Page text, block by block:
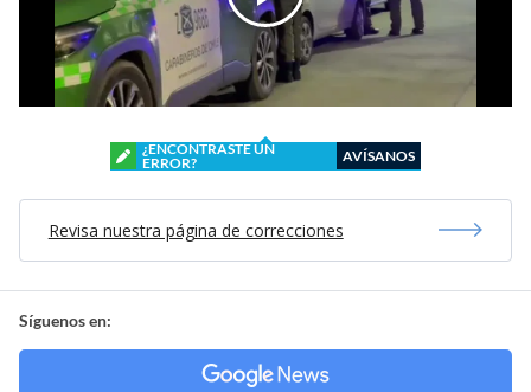
¿ENCONTRASTE UN
ERROR?
AVÍSANOS
Revisa nuestra página de correcciones
Síguenos en: